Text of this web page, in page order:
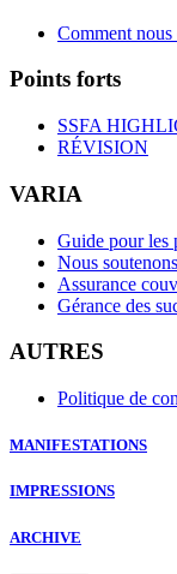
Comment nous
Points forts
SSFA
RÉVISION
VARIA
Guide pour les
Nous
Assurance
Gérance des
AUTRES
Politique de
MANIFESTATIONS
IMPRESSIONS
ARCHIVE